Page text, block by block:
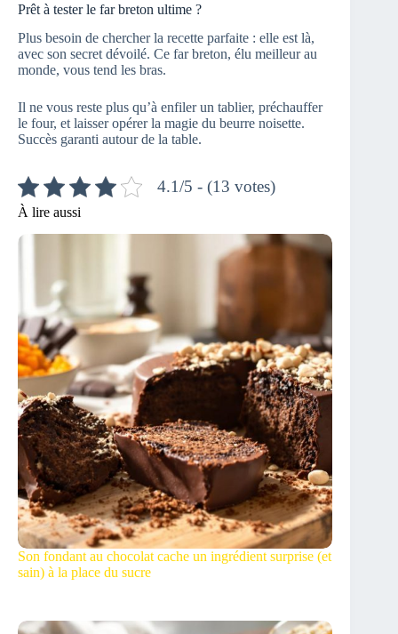
Prêt à tester le far breton ultime ?
Plus besoin de chercher la recette parfaite : elle est là,
avec son secret dévoilé. Ce far breton, élu meilleur au
monde, vous tend les bras.
Il ne vous reste plus qu’à enfiler un tablier, préchauffer
le four, et laisser opérer la magie du beurre noisette.
Succès garanti autour de la table.
4.1/5 - (13 votes)
À lire aussi
Son fondant au chocolat cache un ingrédient surprise (et
sain) à la place du sucre